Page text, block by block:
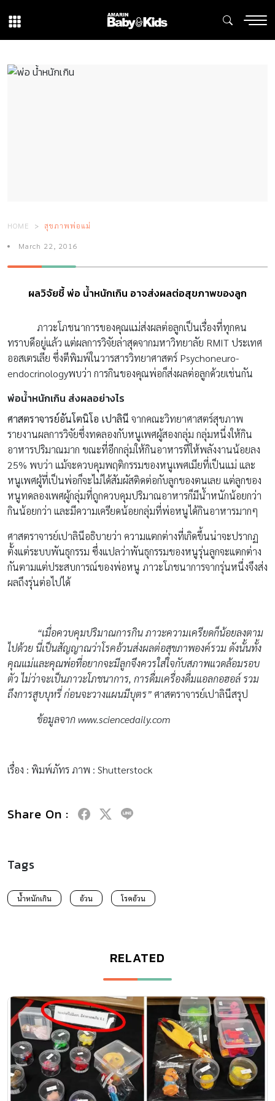
HOME สุขภาพพ่อแม่
March 22, 2016
ผลวิจัยชี้ พ่อ น้ำหนักเกิน อาจส่งผลต่อสุขภาพของลูก
ภาวะโภชนาการของคุณแม่ส่งผลต่อลูกเป็นเรื่องที่ทุกคน
ทราบดีอยู่แล้ว แต่ผลการวิจัยล่าสุดจากมหาวิทยาลัย RMIT ประเทศ
ออสเตรเลีย ซึ่งตีพิมพ์ในวารสารวิทยาศาสตร์ Psycho­neuro­
endocrinologyพบว่า การกินของคุณพ่อก็ส่งผลต่อลูกด้วยเช่นกัน
พ่อน้ำหนักเกิน ส่งผลอย่างไร
ศาสตราจารย์อันโตนิโอ เปาลินี จากคณะวิทยาศาสตร์สุขภาพ
รายงานผลการวิจัยซึ่งทดลองกับหนูเพศผู้สองกลุ่ม กลุ่มหนึ่งให้กิน
อาหารปริมาณมาก ขณะที่อีกกลุ่มให้กินอาหารที่ให้พลังงานน้อยลง
25% พบว่า แม้จะควบคุมพฤติกรรมของหนูเพศเมียที่เป็นแม่ และ
หนูเพศผู้ที่เป็นพ่อก็จะไม่ได้สัมผัสติดต่อกับลูกของตนเลย แต่ลูกของ
หนูทดลองเพศผู้กลุ่มที่ถูกควบคุมปริมาณอาหารก็มีน้ำหนักน้อยกว่า
กินน้อยกว่า และมีความเครียดน้อยกลุ่มที่พ่อหนูได้กินอาหารมากๆ
ศาสตราจารย์เปาลินีอธิบายว่า ความแตกต่างที่เกิดขึ้นน่าจะปรากฏ
ตั้งแต่ระบบพันธุกรรม ซึ่งแปลว่าพันธุกรรมของหนูรุ่นลูกจะแตกต่าง
กันตามแต่ประสบการณ์ของพ่อหนู ภาวะโภชนาการจากรุ่นหนึ่งจึงส่ง
ผลถึงรุ่นต่อไปได้
“เมื่อควบคุมปริมาณการกิน ภาวะความเครียดก็น้อยลงตาม
ไปด้วย นี่เป็นสัญญาณว่าโรคอ้วนส่งผลต่อสุขภาพองค์รวม ดังนั้นทั้ง
คุณแม่และคุณพ่อที่อยากจะมีลูกจึงควรใส่ใจกับสภาพแวดล้อมรอบ
ตัว ไม่ว่าจะเป็นภาวะโภชนาการ, การดื่มเครื่องดื่มแอลกอฮอล์ รวม
ถึงการสูบบุหรี่ ก่อนจะวางแผนมีบุตร” ศาสตราจารย์เปาลินีสรุป
ข้อมูลจาก www.sciencedaily.com
เรื่อง : พิมพ์ภัทร ภาพ : Shutterstock
Share On :
Tags
น้ำหนักเกิน อ้วน โรคอ้วน
RELATED